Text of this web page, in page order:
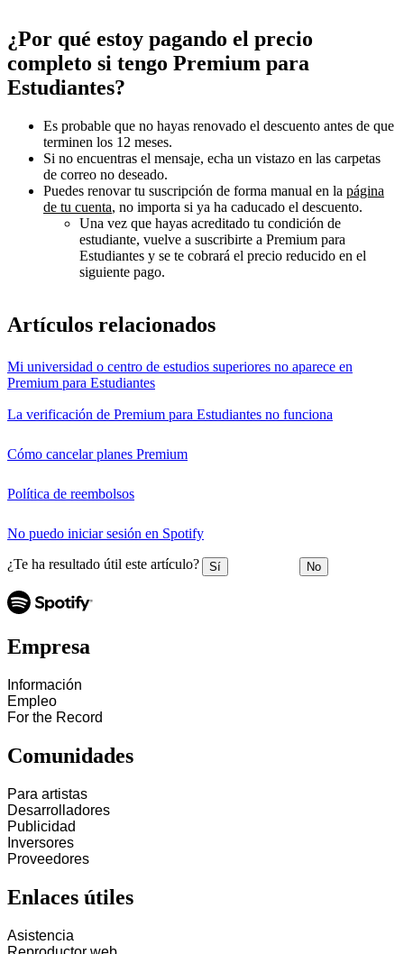
¿Por qué estoy pagando el precio
completo si tengo Premium para
Estudiantes?
Es probable que no hayas renovado el descuento antes de que
terminen los 12 meses.
Si no encuentras el mensaje, echa un vistazo en las carpetas
de correo no deseado.
Puedes renovar tu suscripción de forma manual en la página
de tu cuenta, no importa si ya ha caducado el descuento.
Una vez que hayas acreditado tu condición de
estudiante, vuelve a suscribirte a Premium para
Estudiantes y se te cobrará el precio reducido en el
siguiente pago.
Artículos relacionados
Mi universidad o centro de estudios superiores no aparece en
Premium para Estudiantes
La verificación de Premium para Estudiantes no funciona
Cómo cancelar planes Premium
Política de reembolsos
No puedo iniciar sesión en Spotify
¿Te ha resultado útil este artículo? Sí No
Empresa
Información
Empleo
For the Record
Comunidades
Para artistas
Desarrolladores
Publicidad
Inversores
Proveedores
Enlaces útiles
Asistencia